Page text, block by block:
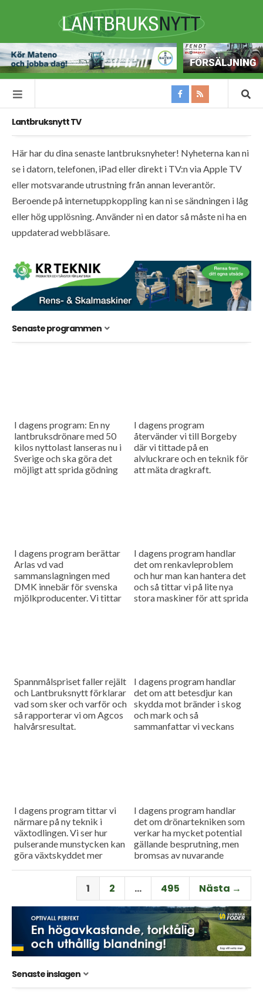
Lantbruksnytt TV
Här har du dina senaste lantbruksnyheter! Nyheterna kan ni
se i datorn, telefonen, iPad eller direkt i TV:n via Apple TV
eller motsvarande utrustning från annan leverantör.
Beroende på internetuppkoppling kan ni se sändningen i låg
eller hög upplösning. Använder ni en dator så måste ni ha en
uppdaterad webbläsare.
Senaste programmen
I dagens program: En ny
lantbruksdrönare med 50
kilos nyttolast lanseras nu i
Sverige och ska göra det
möjligt att sprida gödning
I dagens program
återvänder vi till Borgeby
där vi tittade på en
alvluckrare och en teknik för
att mäta dragkraft.
I dagens program berättar
Arlas vd vad
sammanslagningen med
DMK innebär för svenska
mjölkproducenter. Vi tittar
I dagens program handlar
det om renkavleproblem
och hur man kan hantera det
och så tittar vi på lite nya
stora maskiner för att sprida
Spannmålspriset faller rejält
och Lantbruksnytt förklarar
vad som sker och varför och
så rapporterar vi om Agcos
halvårsresultat.
I dagens program handlar
det om att betesdjur kan
skydda mot bränder i skog
och mark och så
sammanfattar vi veckans
I dagens program tittar vi
närmare på ny teknik i
växtodlingen. Vi ser hur
pulserande munstycken kan
göra växtskyddet mer
såmaskin med tre separata
I dagens program handlar
det om drönartekniken som
verkar ha mycket potential
gällande besprutning, men
bromsas av nuvarande
om företaget Ystamaskiners
arbete med
webbtillgänglighet och...
1 2 … 495 Nästa →
Senaste inslagen